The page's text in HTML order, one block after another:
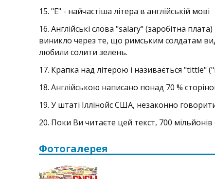
15. "E" - найчастіша літера в англійській мові
16. Англійські слова "salary" (заробітна
виникло через те, що римським солдатам
любили солити зелень.
17. Крапка над літерою i називається "tittle"
18. Англійською написано понад 70 %
19. У штаті Іллінойс США, незаконно
20. Поки Ви читаєте цей текст, 700 мільйонів
Фотогалерея